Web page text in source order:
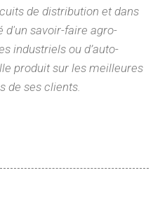
de distribution et dans
d'un savoir-faire agro-
industriels ou d’auto-
produit sur les meilleures
de ses clients.